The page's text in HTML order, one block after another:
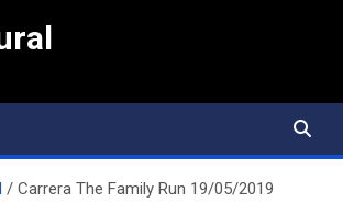
Carrera The Family Run 19/05/2019